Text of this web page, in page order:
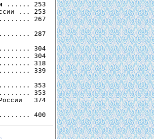
...... 253
... 253
267
287
304
304
318
339
353
353
374